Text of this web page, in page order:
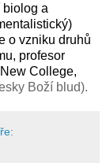
biolog a
o vzniku druhů
profesor
College,
Boží blud).